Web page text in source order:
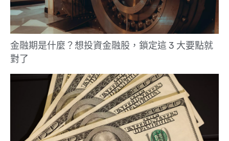
金融期是什麼？想投資金融股，鎖定這 3 大要點就
對了